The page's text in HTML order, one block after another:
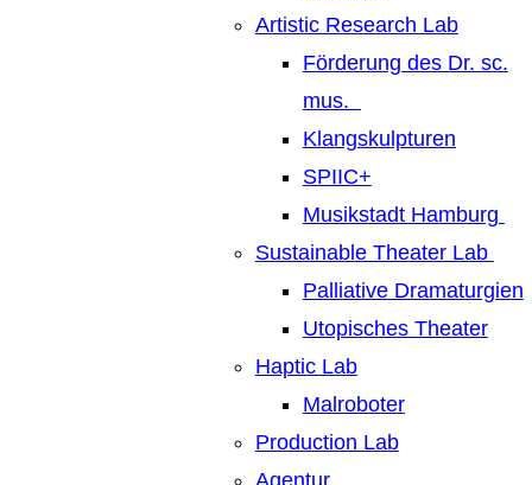
Artistic Research Lab
Förderung des Dr. sc.
mus.
Klangskulpturen
SPIIC+
Musikstadt Hamburg
Sustainable Theater Lab
Palliative Dramaturgien
Utopisches Theater
Haptic Lab
Malroboter
Production Lab
Agentur